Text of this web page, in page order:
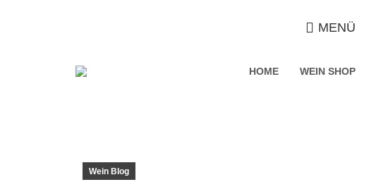
MENÜ
HOME WEIN SHOP
Wein Blog